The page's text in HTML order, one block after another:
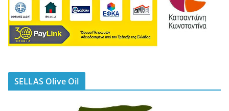
SELLAS Olive Oil